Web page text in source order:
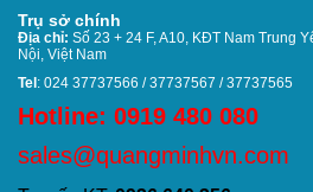
Trụ sở chính
Địa chỉ: Số 23 + 24 F, A10, KĐT Nam Trung
Nội, Việt Nam
Tel : 024 37737566 / 37737567 /
Hotline: 0919 480 080
sales@quangminhvn.com